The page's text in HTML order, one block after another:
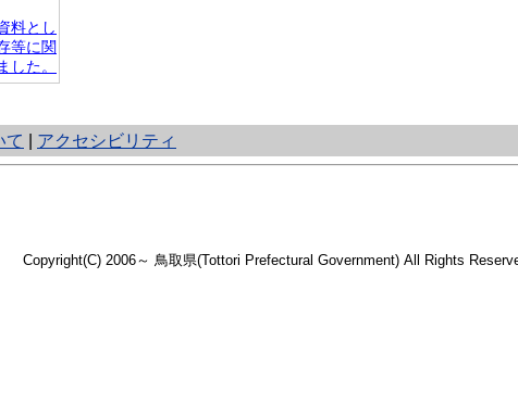
料とし
等に関
した。
て アクセシビリティ
Copyright(C) 2006～ 鳥取県(Tottori Prefectural Government) All Rights